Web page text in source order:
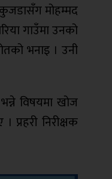
मोहम्मद
गाउँमा उनको
भनाइ । उनी
विषयमा खोज
निरीक्षक